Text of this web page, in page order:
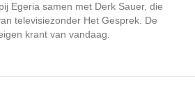
Egeria samen met Derk Sauer, die
televisiezonder Het Gesprek. De
krant van vandaag.